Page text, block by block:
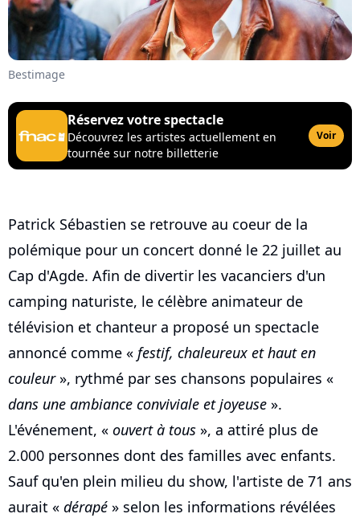
Bestimage
Réservez votre spectacle
Découvrez les artistes actuellement en
tournée sur notre billetterie
Voir
Patrick Sébastien se retrouve au coeur de la
polémique pour un concert donné le 22 juillet au
Cap d'Agde. Afin de divertir les vacanciers d'un
camping naturiste, le célèbre animateur de
télévision et chanteur a proposé un spectacle
annoncé comme « festif, chaleureux et haut en
couleur», rythmé par ses chansons populaires «
dans une ambiance conviviale et joyeuse ».
L'événement, « ouvert à tous », a attiré plus de
2.000 personnes dont des familles avec enfants.
Sauf qu'en plein milieu du show, l'artiste de 71 ans
aurait « dérapé » selon les informations révélées